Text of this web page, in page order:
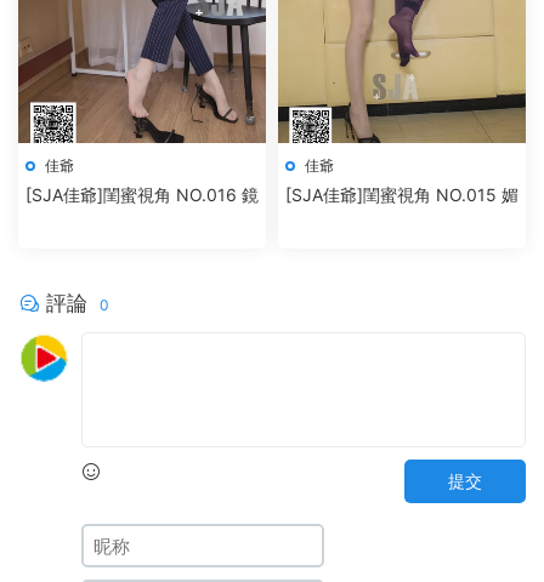
佳爺
[SJA佳爺]閨蜜視角 NO.016 鏡
佳爺
[SJA佳爺]閨蜜視角 NO.015 媚
評論 0
提交